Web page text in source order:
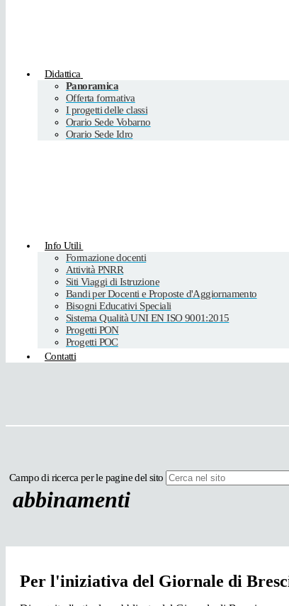
Didattica
Panoramica
Offerta formativa
I progetti delle classi
Orario Sede Vobarno
Orario Sede Idro
Info Utili
Formazione docenti
Attività PNRR
Siti Viaggi di Istruzione
Bandi per Docenti e Proposte d'Aggiornamento
Bisogni Educativi Speciali
Sistema Qualità UNI EN ISO 9001:2015
Progetti PON
Progetti POC
Contatti
Campo di ricerca per le pagine del sito
abbinamenti
Per l'iniziativa del Giornale di